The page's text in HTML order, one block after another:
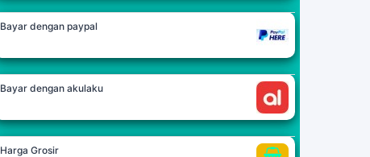
Bayar dengan paypal
Bayar dengan akulaku
Harga Grosir